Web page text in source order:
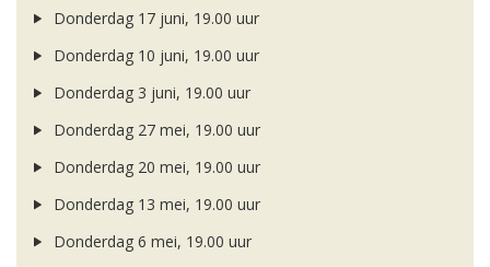
Donderdag 17 juni, 19.00 uur
Donderdag 10 juni, 19.00 uur
Donderdag 3 juni, 19.00 uur
Donderdag 27 mei, 19.00 uur
Donderdag 20 mei, 19.00 uur
Donderdag 13 mei, 19.00 uur
Donderdag 6 mei, 19.00 uur